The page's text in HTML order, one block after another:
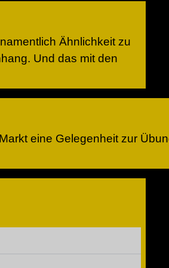
Ähnlichkeit zu
Und das mit den
eine Gelegenheit zur